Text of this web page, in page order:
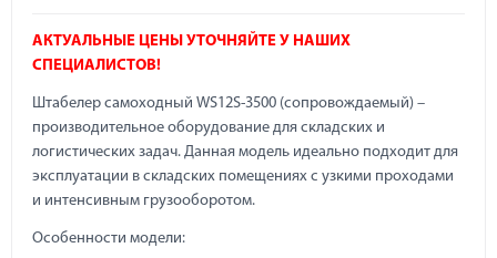
АКТУАЛЬНЫЕ ЦЕНЫ УТОЧНЯЙТЕ У НАШИХ
СПЕЦИАЛИСТОВ!
Штабелер самоходный WS12S-3500 (сопровождаемый) –
производительное оборудование для складских и
логистических задач. Данная модель идеально подходит для
эксплуатации в складских помещениях с узкими проходами
и интенсивным грузооборотом.
Особенности модели: